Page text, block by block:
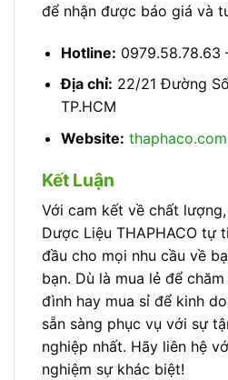
để nhận được báo giá và
Hotline: 0979.58.78.63
Địa chỉ: 22/21 Đường
TP.HCM
Website: thaphaco.com
Kết Luận
Với cam kết về chất
Dược Liệu THAPHACO tự
đầu cho mọi nhu cầu về
bạn. Dù là mua lẻ để
đình hay mua sỉ để kinh
sẵn sàng phục vụ với sự
nghiệp nhất. Hãy liên hệ
nghiệm sự khác biệt!